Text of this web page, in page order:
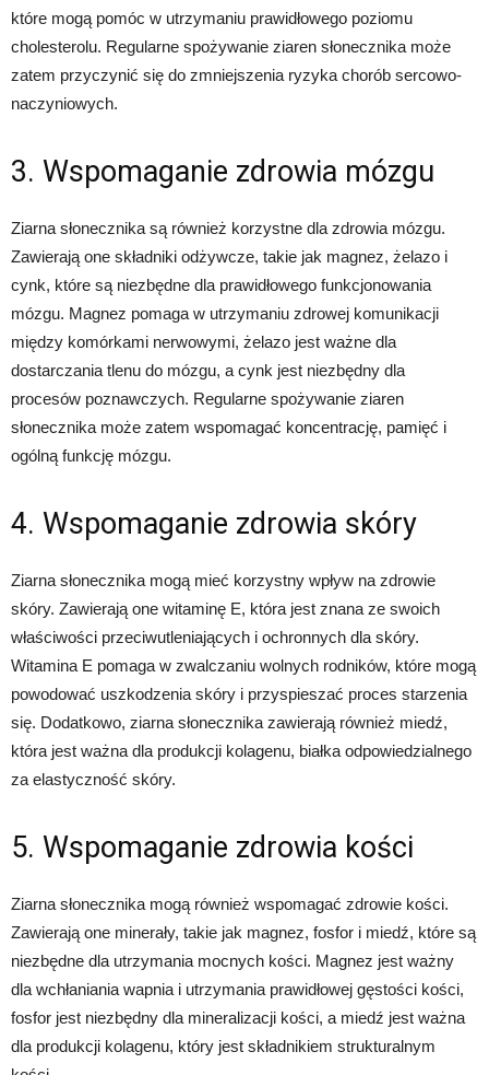
które mogą pomóc w utrzymaniu prawidłowego poziomu
cholesterolu. Regularne spożywanie ziaren słonecznika może
zatem przyczynić się do zmniejszenia ryzyka chorób sercowo-
naczyniowych.
3. Wspomaganie zdrowia mózgu
Ziarna słonecznika są również korzystne dla zdrowia mózgu.
Zawierają one składniki odżywcze, takie jak magnez, żelazo i
cynk, które są niezbędne dla prawidłowego funkcjonowania
mózgu. Magnez pomaga w utrzymaniu zdrowej komunikacji
między komórkami nerwowymi, żelazo jest ważne dla
dostarczania tlenu do mózgu, a cynk jest niezbędny dla
procesów poznawczych. Regularne spożywanie ziaren
słonecznika może zatem wspomagać koncentrację, pamięć i
ogólną funkcję mózgu.
4. Wspomaganie zdrowia skóry
Ziarna słonecznika mogą mieć korzystny wpływ na zdrowie
skóry. Zawierają one witaminę E, która jest znana ze swoich
właściwości przeciwutleniających i ochronnych dla skóry.
Witamina E pomaga w zwalczaniu wolnych rodników, które mogą
powodować uszkodzenia skóry i przyspieszać proces starzenia
się. Dodatkowo, ziarna słonecznika zawierają również miedź,
która jest ważna dla produkcji kolagenu, białka odpowiedzialnego
za elastyczność skóry.
5. Wspomaganie zdrowia kości
Ziarna słonecznika mogą również wspomagać zdrowie kości.
Zawierają one minerały, takie jak magnez, fosfor i miedź, które są
niezbędne dla utrzymania mocnych kości. Magnez jest ważny
dla wchłaniania wapnia i utrzymania prawidłowej gęstości kości,
fosfor jest niezbędny dla mineralizacji kości, a miedź jest ważna
dla produkcji kolagenu, który jest składnikiem strukturalnym